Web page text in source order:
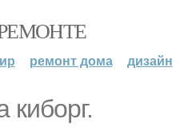
ремонт дома дизайн